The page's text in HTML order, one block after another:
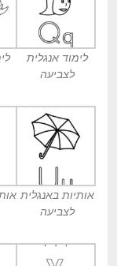
לימוד אנגלית
לצביעה
אותיות באנגלית
לצביעה